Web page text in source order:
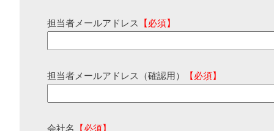
担当者メールアドレス 【必須】
担当者メールアドレス（確認用） 【必須】
会社名 【必須】